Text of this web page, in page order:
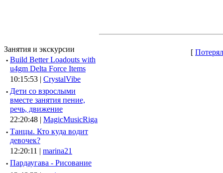
Занятия и экскурсии
· Build Better Loadouts with
u4gm Delta Force Items
10:15:53 | CrystalVibe
· Дети со взрослыми
вместе занятия пение,
речь, движение
22:20:48 | MagicMusicRiga
· Танцы. Кто куда водит
девочек?
12:20:11 | marina21
· Пардаугава - Рисование
[